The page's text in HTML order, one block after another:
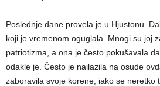
Poslednje dane provela je u Hjustonu.
koji je vremenom oguglala. Mnogi su joj
patriotizma, a ona je često pokušavala
odakle je. Često je nailazila na osude
zaboravila svoje korene, iako se neretko